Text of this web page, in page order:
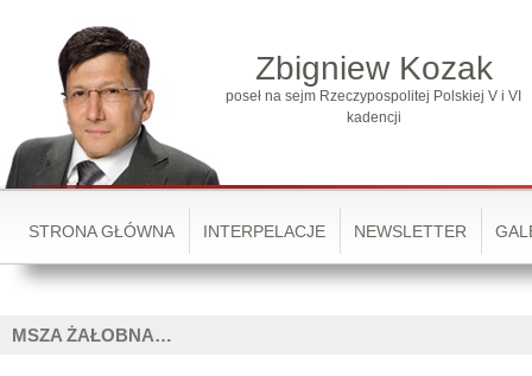
Zbigniew Kozak
poseł na sejm Rzeczypospolitej Polskiej V i VI
kadencji
STRONA GŁÓWNA INTERPELACJE NEWSLETTER
MSZA ŻAŁOBNA…